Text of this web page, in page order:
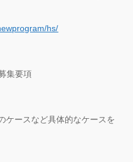
hs/
集要項
ケースなど具体的なケースを